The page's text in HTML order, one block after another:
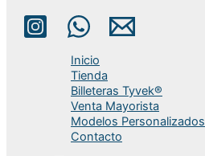
Inicio
Tienda
Billeteras Tyvek®
Venta Mayorista
Modelos Personalizados
Contacto